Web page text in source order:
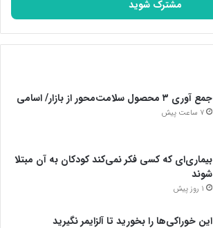
جمع آوری ۳ محصول سلامت‌محور از بازار/ اسامی
7 ساعت پیش
بیماری‌ای که کسی فکر نمی‌کند کودکان به آن مبتلا
شوند
1 روز پیش
این خوراکی‌ها را بخورید تا آلزایمر نگیرید